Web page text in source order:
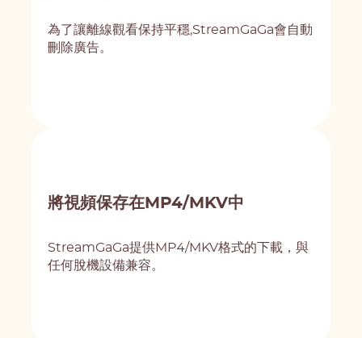
為了讓離線觀看保持平穩,StreamGaGa會自動
刪除廣告。
將視頻保存在MP4/MKV中
StreamGaGa提供MP4/MKV格式的下載，與
任何脫機設備兼容。